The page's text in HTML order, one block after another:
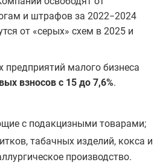
и штрафов за 2022−2024
от «серых» схем в 2025 и
малого бизнеса
взносов с 15 до 7,6%.
с подакцизными товарами;
табачных изделий, кокса и
производство.